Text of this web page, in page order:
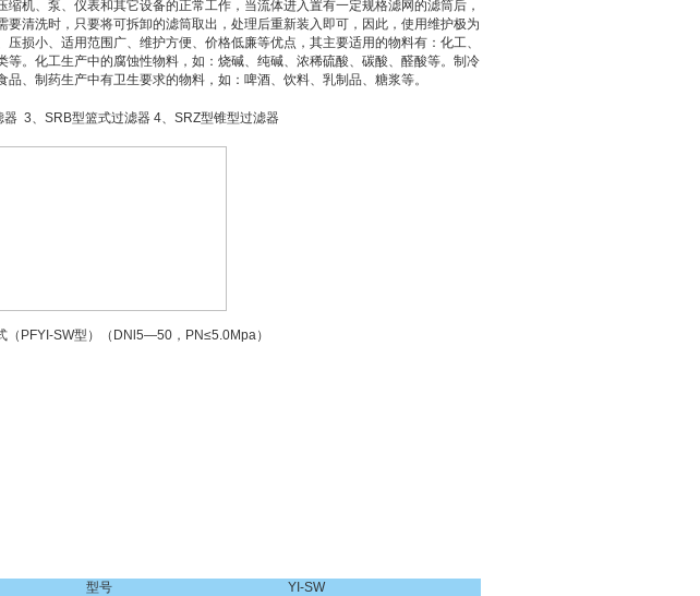
机、泵、仪表和其它设备的正常工作，当流体进入置有一定规格滤网的滤筒后，
清洗时，只要将可拆卸的滤筒取出，处理后重新装入即可，因此，使用维护极为
损小、适用范围广、维护方便、价格低廉等优点，其主要适用的物料有：化工、
。化工生产中的腐蚀性物料，如：烧碱、纯碱、浓稀硫酸、碳酸、醛酸等。制冷
、制药生产中有卫生要求的物料，如：啤酒、饮料、乳制品、糖浆等。
3、SRB型篮式过滤器 4、SRZ型锥型过滤器
（PFYI-SW型）（DNl5—50，PN≤5.0Mpa）
型号
YI-SW